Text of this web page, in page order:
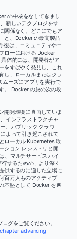
の中核をなしてきまし
新しいテクノロジをす
関係なく、どこにでもア
と、Docker の最高製品
後は、コミュニティやエ
ローにおける Docker
体的には、開発者がア
をすばやく発見し、これ
し、ローカルまたはクラ
ムーズにアプリを実行で
。 Docker の旅の次の段
開発環境に直面していま
インフラストラクチャ
、パブリック クラウ
よって引き起こされて
ローカル Kubernetes 環
ション レジストリと開
、マルチサービス ハイ
するための、より深く
供するのに適した立場に
百万人ものアクティブ
基盤として Docker を選
グをご覧ください。
advancing-